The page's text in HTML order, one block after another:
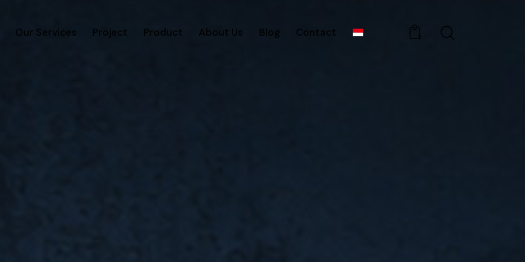
Our Services Project Product About Us Blog Contact 0